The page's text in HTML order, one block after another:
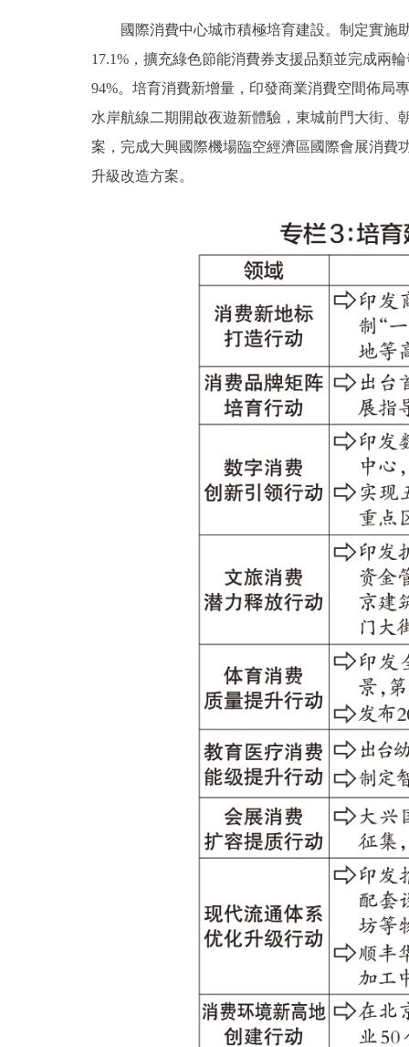
國際消費中心城市積極培育建設。制定實施助
17.1%，擴充綠色節能消費券支援品類並完成兩
94%。培育消費新增量，印發商業消費空間佈局
水岸航線二期開啟夜遊新體驗，東城前門大街、
案，完成大興國際機場臨空經濟區國際會展消費
升級改造方案。